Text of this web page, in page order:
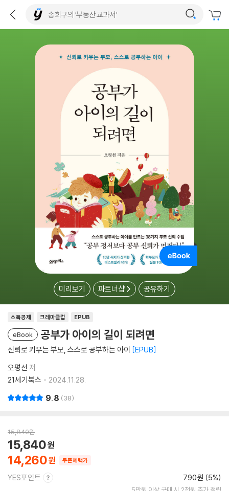
미리보기 파트너샵 공유하기
소득공제 크레마클럽 EPUB
eBook 공부가 아이의 길이 되려면
신뢰로 키우는 부모, 스스로 공부하는 아이 EPUB
오평선 저
21세기북스
2024.11.28.
9.8 38
15,840원
14,260
15,840
쿠폰혜택가
YES포인트 790원 (5%)